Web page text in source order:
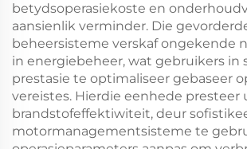
betydsoperasiekoste en
aansienlik verminder. Die
beheersisteme verskaf ongekende
in energiebeheer, wat gebruikers in
prestasie te optimaliseer gebaseer
vereistes. Hierdie eenhede presteer
brandstofeffektiwiteit, deur
motormanagementsisteme te